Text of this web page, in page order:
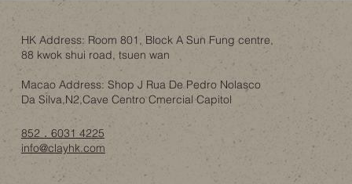
金色內櫳、經典建築與「文化破壞」：翻
新工程如何不淪為政治騷？
HK Address: Room 801, Block A Sun Fung centre,
88 kwok shui road, tsuen wan
Macao Address: Shop J Rua De Pedro Nolasco
Da Silva,N2,Cave Centro Cmercial Capitol
852．6031 4225
info@clayhk.com